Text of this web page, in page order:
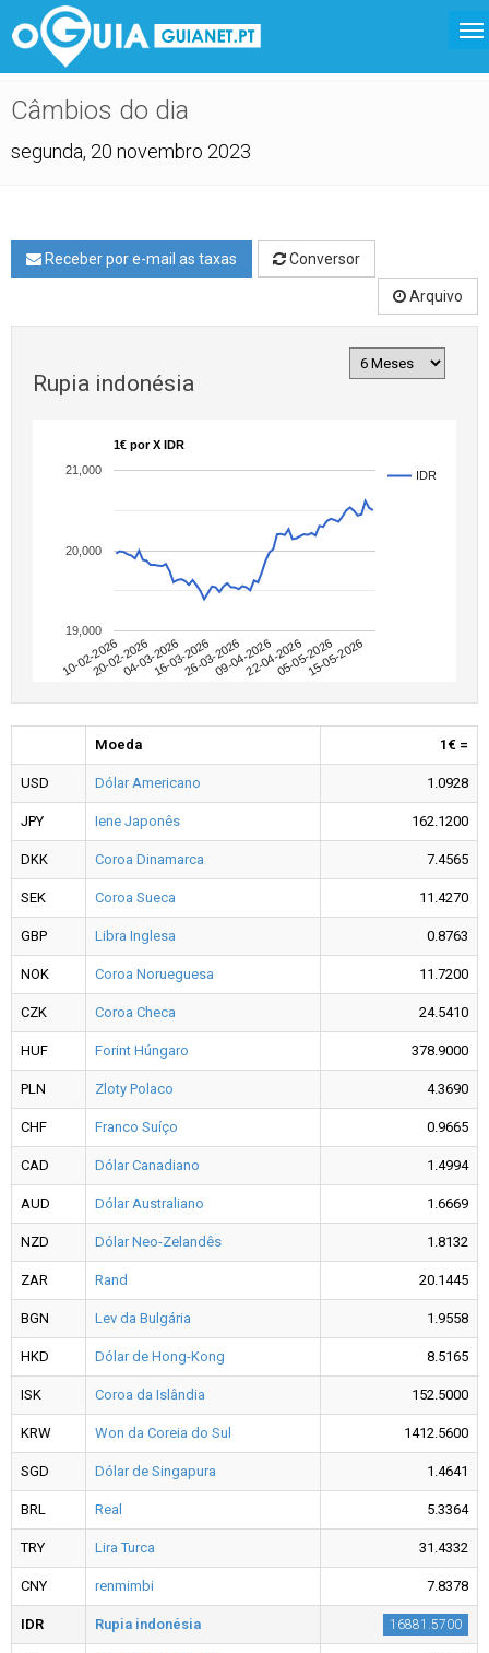
Câmbios do dia
segunda, 20 novembro 2023
Receber por e-mail as taxas Conversor
Arquivo
Rupia indonésia
1€ por X IDR
IDR
10-02-202620-02-202604-03-202616-03-202626-03-202609-04-202622-04-202605-05-202615-05-2026
19,000
20,000
21,000
Moeda 1€ =
USD Dólar Americano 1.0928
JPY Iene Japonês 162.1200
DKK Coroa Dinamarca 7.4565
SEK Coroa Sueca 11.4270
GBP Libra Inglesa 0.8763
NOK Coroa Norueguesa 11.7200
CZK Coroa Checa 24.5410
HUF Forint Húngaro 378.9000
PLN Zloty Polaco 4.3690
CHF Franco Suíço 0.9665
CAD Dólar Canadiano 1.4994
AUD Dólar Australiano 1.6669
NZD Dólar Neo-Zelandês 1.8132
ZAR Rand 20.1445
BGN Lev da Bulgária 1.9558
HKD Dólar de Hong-Kong 8.5165
ISK Coroa da Islândia 152.5000
KRW Won da Coreia do Sul 1412.5600
SGD Dólar de Singapura 1.4641
BRL Real 5.3364
TRY Lira Turca 31.4332
CNY renmimbi 7.8378
IDR Rupia indonésia 16881.5700